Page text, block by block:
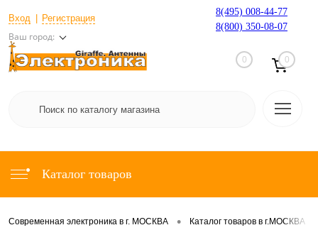
Вход Регистрация
Ваш город:
8(495) 008-44-77
8(800) 350-08-07
0 0
Каталог товаров
Современная электроника в г. МОСКВА • Каталог товаров в г.МОСКВА